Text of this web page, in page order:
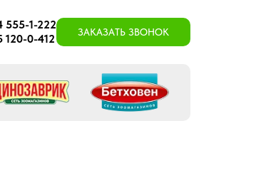
555-1-222
120-0-412
ЗАКАЗАТЬ ЗВОНОК